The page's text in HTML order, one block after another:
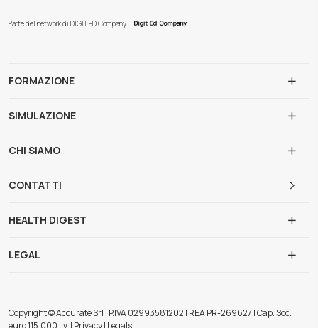
Parte del network di DIGIT ED Company
FORMAZIONE
SIMULAZIONE
CHI SIAMO
CONTATTI
HEALTH DIGEST
LEGAL
Copyright © Accurate Srl | P.IVA 02993581202 | REA PR-269627 | Cap. Soc.
euro 115.000 i.v. | Privacy | Legals